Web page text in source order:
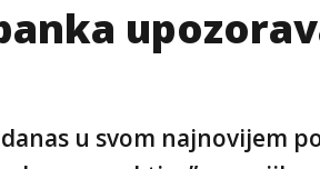
u svom najnovijem